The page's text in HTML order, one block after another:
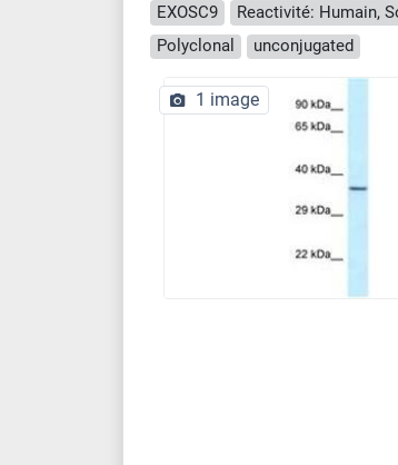
EXOSC9
Polyclonal
unconjugated
1 image